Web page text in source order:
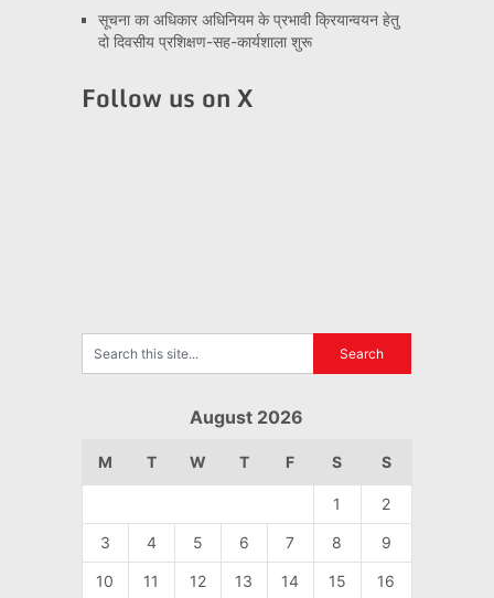
सूचना का अधिकार अधिनियम के प्रभावी क्रियान्वयन हेतु
दो दिवसीय प्रशिक्षण-सह-कार्यशाला शुरू
Follow us on X
August 2026
M T W T F S S
1 2
3 4 5 6 7 8 9
10 11 12 13 14 15 16